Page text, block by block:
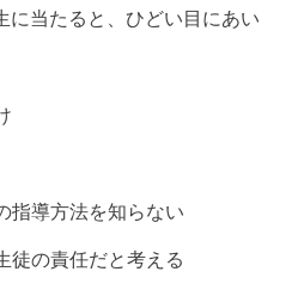
に当たると、ひどい目にあい
指導方法を知らない
徒の責任だと考える